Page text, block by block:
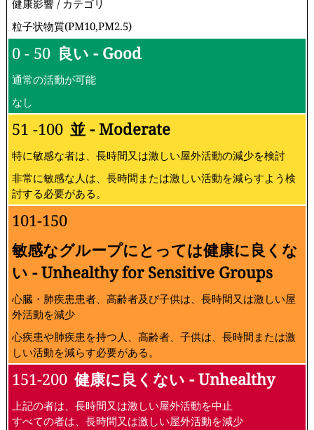
健康影響 / カテゴリ
粒子状物質(PM10,PM2.5)
0 - 50 良い - Good
通常の活動が可能
なし
51 -100 並 - Moderate
特に敏感な者は、長時間又は激しい屋外活動の減少を検討
非常に敏感な人は、長時間または激しい活動を減らすよう検
討する必要がある。
101-150
敏感なグループにとっては健康に良くな
い - Unhealthy for Sensitive Groups
心臓・肺疾患患者、高齢者及び子供は、長時間又は激しい屋
外活動を減少
心疾患や肺疾患を持つ人、高齢者、子供は、長時間または激
しい活動を減らす必要がある。
151-200 健康に良くない - Unhealthy
上記の者は、長時間又は激しい屋外活動を中止
すべての者は、長時間又は激しい屋外活動を減少